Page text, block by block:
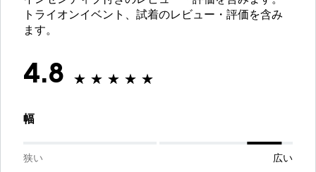
トライオンイベント、試着のレビュー・評価を含み
ます。
4.8
幅
狭い 広い